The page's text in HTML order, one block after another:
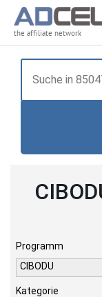
the affiliate network
Programm
CIBODU
Kategorie